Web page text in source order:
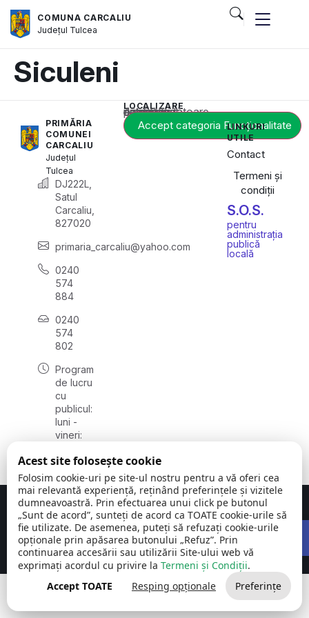
COMUNA CARCALIU
Județul Tulcea
Siculeni
PRIMĂRIA
COMUNEI
CARCALIU
Județul
Tulcea
DJ222L,
Satul
Carcaliu,
827020
primaria_carcaliu@yahoo.com
0240
574
884
0240
574
802
Program
de lucru
cu
publicul:
luni -
vineri:
16:00
LOCALIZARE
Acest conținut este blocat până când acceptați categoria corespunzătoare de cookie-uri.
Accept categoria Funcționalitate
LINKURI
UTILE
Contact
Termeni și
condiții
S.O.S.
pentru
administrația
publică
locală
Comuna Carcaliu | județul
Tulcea
©
2026
Toate drepturile
rezervate
Concept realizat deBig Media Relații Publice SRL
Acest site folosește cookie
Folosim cookie-uri pe site-ul nostru pentru a vă oferi cea
mai relevantă experiență, reținând preferințele și vizitele
dumneavoastră. Prin efectuarea unui click pe butonul
„Sunt de acord”, sunteți de acord ca TOATE cookie-urile să
fie utilizate. De asemenea, puteți să refuzați cookie-urile
opționale prin apăsarea butonului „Refuz”. Prin
continuarea accesării sau utilizării Site-ului web vă
exprimați acordul cu privire la Termeni și Condiții.
Accept TOATE
Resping opționale Preferințe